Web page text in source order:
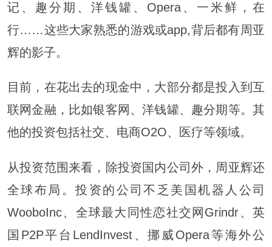
记、趣分期、洋钱罐、Opera、一米鲜，在
行……这些大家熟悉的游戏或app,背后都有周亚
辉的影子。
目前，在花出去的现金中，大部分都是投入到互
联网金融，比如银客网、洋钱罐、趣分期等。其
他的投资包括社交、电商O2O、医疗等领域。
从投资范围来看，除投资国内公司外，周亚辉还
全球布局。投资的公司不乏美国机器人公司
WooboInc、全球最大同性恋社交网Grindr、英
国P2P平台LendInvest、挪威Opera等海外公